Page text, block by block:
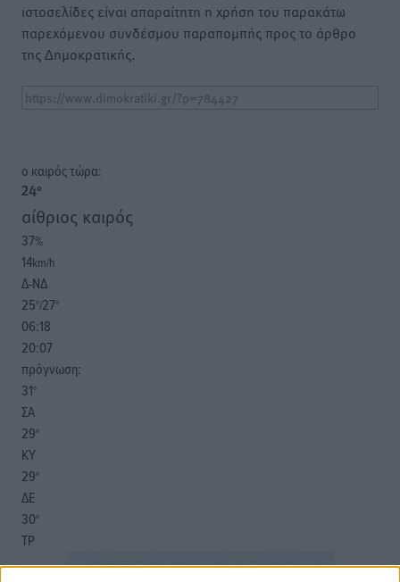
ιστοσελίδες είναι απαραίτητη η χρήση του παρακάτω
παρεχόμενου συνδέσμου παραπομπής προς το άρθρο
της Δημοκρατικής.
o καιρός τώρα:
24°
αίθριος καιρός
37%
14km/h
Δ-ΝΔ
25°/27°
06:18
20:07
πρόγνωση:
31°
ΣΑ
29°
ΚΥ
29°
ΔΕ
30°
ΤΡ